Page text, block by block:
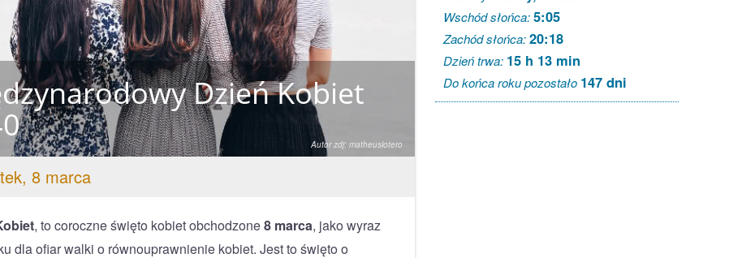
Dzień Kobiet
8 marca
Autor zdj: matheuslotero
, to coroczne święto kobiet obchodzone8 marca, jako wyraz
dla ofiar walki o równouprawnienie kobiet. Jest to święto o
Wschód słońca:5:05
Zachód słońca:20:18
Dzień trwa: 15 h 13 min
Do końca roku pozostało 147 dni